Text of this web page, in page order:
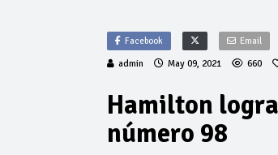
Facebook Email
admin May 09, 2021 660
Hamilton
número 98